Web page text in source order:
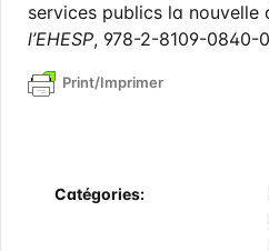
services publics la nouvelle
l’EHESP, 978-2-8109-0840-
Print/Imprimer
Catégories: